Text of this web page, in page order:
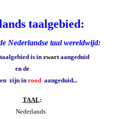
taalgebied:
Nederlandse taalwereldwijd:
aalgebied is in zwartaangeduid
en de
zijn in rood aangeduid...
TAAL:
Nederlands